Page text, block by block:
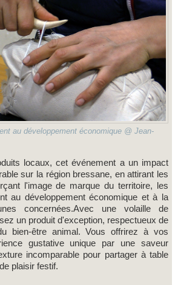
au développement économique @ Jean-
sur la région bressane, en attirant les
l'image de marque du territoire, les
au développement économique et à la
concernées.Avec une volaille de
un produit d'exception, respectueux de
bien-être animal. Vous offrirez à vos
gustative unique par une saveur
incomparable pour partager à table
plaisir festif.